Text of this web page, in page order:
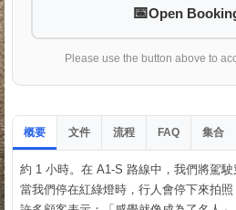
Open
Please use the button above to
概要 文件 流程 FAQ 集合
約 1 小時。在 A1-S 路線中，我們將駕駛
當我們停在紅綠燈時，行人會停下來拍照